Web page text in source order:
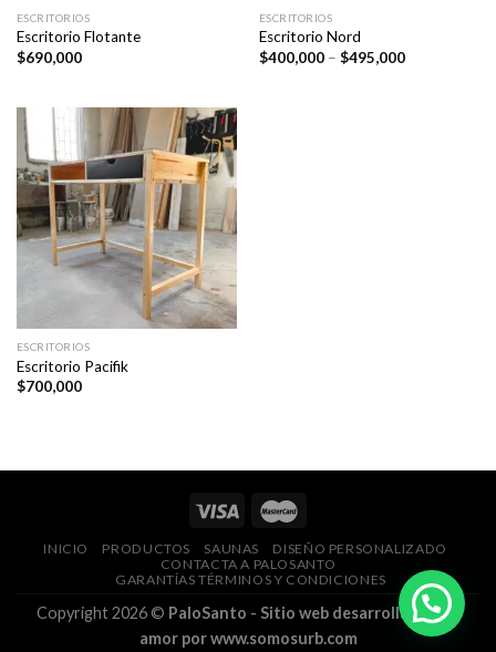
ESCRITORIOS
Escritorio Flotante
$690,000
ESCRITORIOS
Escritorio Nord
$400,000 – $495,000Price
ESCRITORIOS
Escritorio Pacifik
$700,000
INICIO PRODUCTOS SAUNAS
DISEÑO PERSONALIZADO
CONTACTA A PALOSANTO
GARANTÍAS TÉRMINOS Y CONDICIONES
Copyright 2026 © PaloSanto - Sitio web desarrollado con
amor por www.somosurb.com